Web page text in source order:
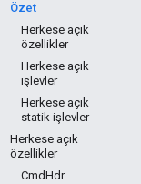
Özet
Herkese açık
özellikler
Herkese açık
işlevler
Herkese açık
statik işlevler
Herkese açık
özellikler
CmdHdr